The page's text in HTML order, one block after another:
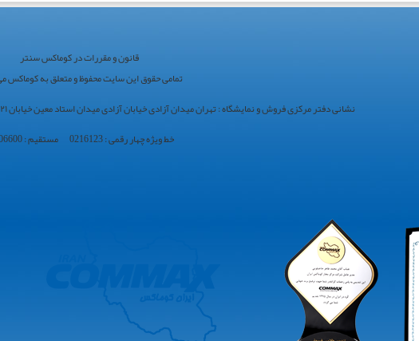
قانون و مقررات در کوماکس سنتر
تمامی حقوق این سایت محفوظ و متعلق به کوماکس
نشانی دفتر مرکزی فروش و نمایشگاه : تهران میدان آزادی خیابان آزادی میدان استاد معین خیابان ۲۱ متری جی بین طوس و دامپزشکی پلاک 154 - 156 - 158
خط ویژه چهار رقمی : 0216123 مستقیم : 66006600